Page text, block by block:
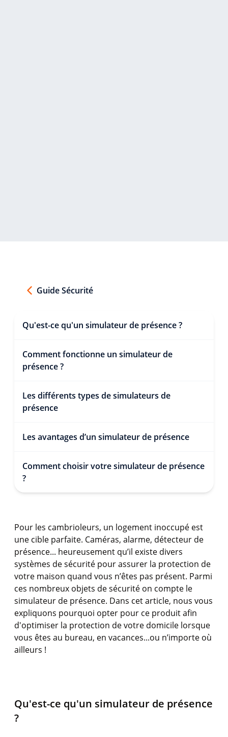
Guide Sécurité
Qu'est-ce qu'un simulateur de présence ?
Comment fonctionne un simulateur de
présence ?
Les différents types de simulateurs de
présence
Les avantages d’un simulateur de présence
Comment choisir votre simulateur de présence
?
Pour les cambrioleurs, un logement inoccupé est
une cible parfaite. Caméras, alarme, détecteur de
présence... heureusement qu’il existe divers
systèmes de sécurité pour assurer la protection de
votre maison quand vous n’êtes pas présent. Parmi
ces nombreux objets de sécurité on compte le
simulateur de présence. Dans cet article, nous vous
expliquons pourquoi opter pour ce produit afin
d'optimiser la protection de votre domicile lorsque
vous êtes au bureau, en vacances...ou n’importe où
ailleurs !
Qu'est-ce qu'un simulateur de présence
?